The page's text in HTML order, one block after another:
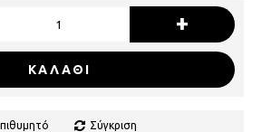
+
ΚΑΛΑΘΙ
Σύγκριση